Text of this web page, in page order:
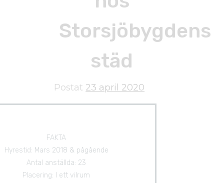
Storsjöbygdens
städ
Postat 23 april 2020
FAKTA
Hyrestid: Mars 2018 & pågående
Antal anställda: 23
Placering: I ett vilrum